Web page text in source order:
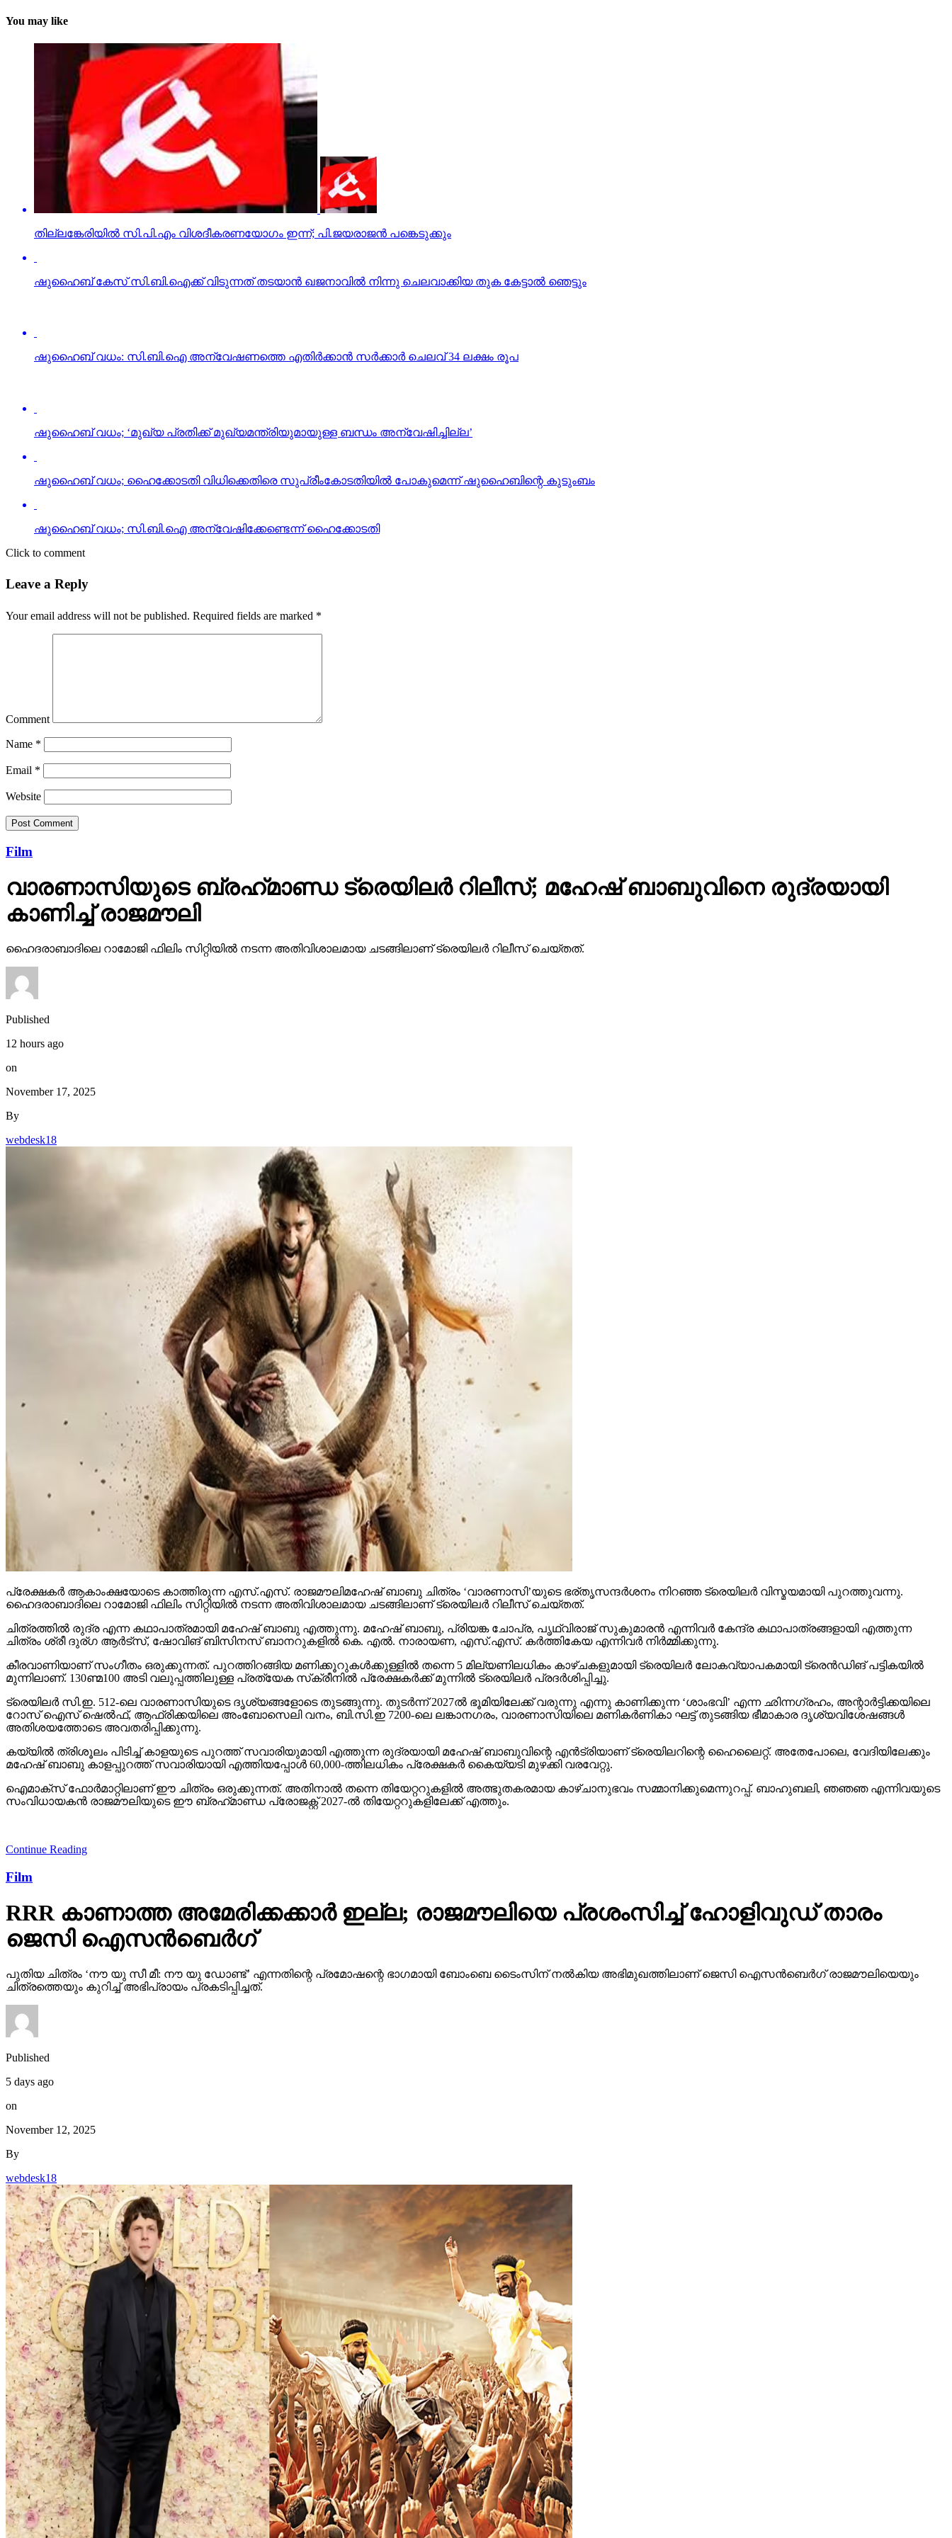
You may like
തില്ലങ്കേരിയില്‍ സി.പി.എം വിശദീകരണയോഗം ഇന്ന്; പി.ജയരാജന്‍ പങ്കെടുക്കും
ഷുഹൈബ് കേസ് സി.ബി.ഐക്ക് വിടുന്നത് തടയാന്‍ ഖജനാവില്‍ നിന്നു ചെലവാക്കിയ തുക കേട്ടാല്‍ ഞെട്ടും
ഷുഹൈബ് വധം; ഹൈക്കോടതി വിധിക്കെതിരെ സുപ്രീംകോടതിയില്‍ പോകുമെന്ന് ഷുഹൈബിന്റെ കുടുംബം
ഷുഹൈബ് വധം; സി.ബി.ഐ അന്വേഷിക്കേണ്ടെന്ന് ഹൈക്കോടതി
Leave a Reply
Email*
Website
Film
വാരണാസിയുടെ ബ്രഹ്‌മാണ്ഡ ട്രെയിലര്‍ റിലീസ്; മഹേഷ് ബാബുവിനെ രുദ്രയായി
കാണിച്ച് രാജമൗലി
ഹൈദരാബാദിലെ റാമോജി ഫിലിം സിറ്റിയില്‍ നടന്ന അതിവിശാലമായ ചടങ്ങിലാണ് ട്രെയിലര്‍ റിലീസ് ചെയ്തത്.
Published
12 hours ago
on
November 17, 2025
webdesk18
പ്രേക്ഷകര്‍ ആകാംക്ഷയോടെ കാത്തിരുന്ന എസ്.എസ്. രാജമൗലിമഹേഷ് ബാബു ചിത്രം ‘വാരണാസി’യുടെ ഭര്തൃസന്ദര്‍ശനം നിറഞ്ഞ ട്രെയിലര്‍ വിസ്മയമായി പുറത്തുവന്നു.
ഹൈദരാബാദിലെ റാമോജി ഫിലിം സിറ്റിയില്‍ നടന്ന അതിവിശാലമായ ചടങ്ങിലാണ് ട്രെയിലര്‍ റിലീസ് ചെയ്തത്.
ചിത്രത്തില്‍ രുദ്ര എന്ന കഥാപാത്രമായി മഹേഷ് ബാബു എത്തുന്നു. മഹേഷ് ബാബു, പ്രിയങ്ക ചോപ്ര, പൃഥ്വിരാജ് സുകുമാരന്‍ എന്നിവര്‍ കേന്ദ്ര കഥാപാത്രങ്ങളായി എത്തുന്ന
ചിത്രം ശ്രീ ദുര്ഗ ആര്‍ട്‌സ്, ഷോവിങ് ബിസിനസ് ബാനറുകളില്‍ കെ. എല്‍. നാരായണ, എസ്.എസ്. കര്‍ത്തികേയ എന്നിവര്‍ നിര്‍മ്മിക്കുന്നു.
കീരവാണിയാണ് സംഗീതം ഒരുക്കുന്നത്. പുറത്തിറങ്ങിയ മണിക്കൂറുകള്‍ക്കുള്ളില്‍ തന്നെ 5 മില്യണിലധികം കാഴ്ചകളുമായി ട്രെയിലര്‍ ലോകവ്യാപകമായി ട്രെന്‍ഡിങ് പട്ടികയില്‍
മുന്നിലാണ്. 130ണ്മ100 അടി വലുപ്പത്തിലുള്ള പ്രത്യേക സ്‌ക്രീനില്‍ പ്രേക്ഷകര്‍ക്ക് മുന്നില്‍ ട്രെയിലര്‍ പ്രദര്‍ശിപ്പിച്ചു.
ട്രെയിലര്‍ സി.ഇ. 512-ലെ വാരണാസിയുടെ ദൃശ്യങ്ങളോടെ തുടങ്ങുന്നു. തുടര്‍ന്ന് 2027ല്‍ ഭൂമിയിലേക്ക് വരുന്നു എന്നു കാണിക്കുന്ന ‘ശാംഭവി’ എന്ന ഛിന്നഗ്രഹം, അന്റാര്‍ട്ടിക്കയിലെ
റോസ് ഐസ് ഷെല്‍ഫ്, ആഫ്രിക്കയിലെ അംബോസെലി വനം, ബി.സി.ഇ 7200-ലെ ലങ്കാനഗരം, വാരണാസിയിലെ മണികര്‍ണികാ ഘട്ട് തുടങ്ങിയ ഭീമാകാര ദൃശ്യവിശേഷങ്ങള്‍
അതിശയത്തോടെ അവതരിപ്പിക്കുന്നു.
കയ്യില്‍ ത്രിശൂലം പിടിച്ച് കാളയുടെ പുറത്ത് സവാരിയുമായി എത്തുന്ന രുദ്രയായി മഹേഷ് ബാബുവിന്റെ എന്‍ട്രിയാണ് ട്രെയിലറിന്റെ ഹൈലൈറ്റ്. അതേപോലെ, വേദിയിലേക്കും
മഹേഷ് ബാബു കാളപ്പുറത്ത് സവാരിയായി എത്തിയപ്പോള്‍ 60,000-ത്തിലധികം പ്രേക്ഷകര്‍ കൈയ്യടി മുഴക്കി വരവേറ്റു.
ഐമാക്‌സ് ഫോര്‍മാറ്റിലാണ് ഈ ചിത്രം ഒരുക്കുന്നത്. അതിനാല്‍ തന്നെ തിയേറ്ററുകളില്‍ അത്ഭുതകരമായ കാഴ്ചാനുഭവം സമ്മാനിക്കുമെന്നുറപ്പ്. ബാഹുബലി, ഞഞഞ എന്നിവയുടെ
സംവിധായകന്‍ രാജമൗലിയുടെ ഈ ബ്രഹ്‌മാണ്ഡ പ്രോജക്റ്റ് 2027-ല്‍ തിയേറ്ററുകളിലേക്ക് എത്തും.
Continue Reading
RRR കാണാത്ത അമേരിക്കക്കാര്‍ ഇല്ല; രാജമൗലിയെ പ്രശംസിച്ച് ഹോളിവുഡ് താരം
ജെസി ഐസന്‍ബെര്‍ഗ്
പുതിയ ചിത്രം ‘നൗ യു സീ മീ: നൗ യു ഡോണ്ട്’ എന്നതിന്റെ പ്രമോഷന്റെ ഭാഗമായി ബോംബെ ടൈംസിന് നല്‍കിയ അഭിമുഖത്തിലാണ് ജെസി ഐസന്‍ബെര്‍ഗ് രാജമൗലിയെയും
ചിത്രത്തെയും കുറിച്ച് അഭിപ്രായം പ്രകടിപ്പിച്ചത്.
Published
5 days ago
on
November 12, 2025
webdesk18